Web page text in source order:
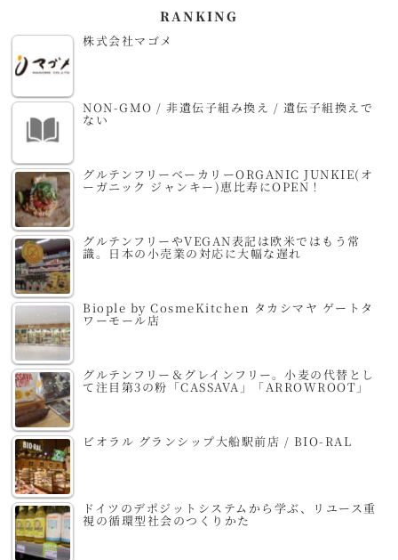
RANKING
株式会社マゴメ
NON-GMO / 非遺伝子組み換え / 遺伝子組換えで
ない
グルテンフリーベーカリーORGANIC JUNKIE(オ
ーガニック ジャンキー)恵比寿にOPEN！
グルテンフリーやVEGAN表記は欧米ではもう常
識。日本の小売業の対応に大幅な遅れ
Biople by CosmeKitchen タカシマヤ ゲートタ
ワーモール店
グルテンフリー＆グレインフリー。小麦の代替とし
て注目第3の粉「CASSAVA」「ARROWROOT」
ビオラル グランシップ大船駅前店 / BIO-RAL
ドイツのデポジットシステムから学ぶ、リユース重
視の循環型社会のつくりかた